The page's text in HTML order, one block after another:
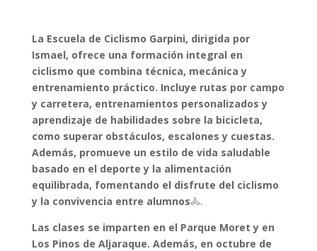
La Escuela de Ciclismo Garpini, dirigida por
Ismael, ofrece una formación integral en
ciclismo que combina técnica, mecánica y
entrenamiento práctico. Incluye rutas por campo
y carretera, entrenamientos personalizados y
aprendizaje de habilidades sobre la bicicleta,
como superar obstáculos, escalones y cuestas.
Además, promueve un estilo de vida saludable
basado en el deporte y la alimentación
equilibrada, fomentando el disfrute del ciclismo
y la convivencia entre alumnos🚴.
Las clases se imparten en el Parque Moret y en
Los Pinos de Aljaraque. Además, en octubre de